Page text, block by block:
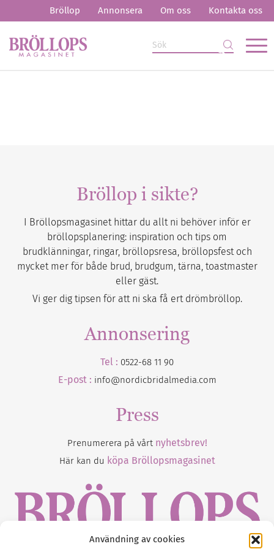
Användning av cookies
Bröllop Annonsera Om oss Kontakta oss
Bröllop i sikte?
I Bröllopsmagasinet hittar du allt ni behöver inför er
bröllopsplanering: inspiration och tips om
brudklänningar, ringar, bröllopsresa, bröllopsfest och
mycket mer för både brud, brudgum, tärna, toastmaster
eller gäst.
Vi ger dig tipsen för att ni ska få ert drömbröllop.
Annonsering
Tel : 0522-68 11 90
E-post : info@nordicbridalmedia.com
Press
Prenumerera på vårt nyhetsbrev!
Här kan du köpa Bröllopsmagasinet